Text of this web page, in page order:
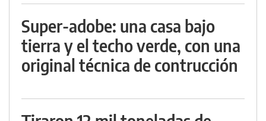
Super-adobe: una casa bajo
tierra y el techo verde, con una
original técnica de contrucción